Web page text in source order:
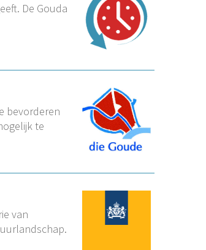
De Gouda
bevorderen
te
van